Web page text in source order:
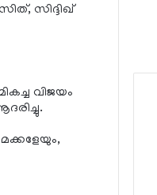
സിദ്ദിഖ്
വിജയം